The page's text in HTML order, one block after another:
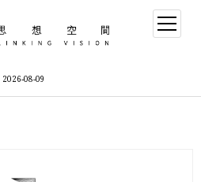
2026-08-09